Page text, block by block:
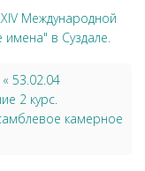
Международной
в Суздале.
« 53.02.04
2 курс.
камерное